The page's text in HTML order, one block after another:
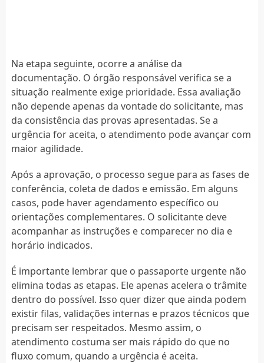
Na etapa seguinte, ocorre a análise da
documentação. O órgão responsável verifica se a
situação realmente exige prioridade. Essa avaliação
não depende apenas da vontade do solicitante, mas
da consistência das provas apresentadas. Se a
urgência for aceita, o atendimento pode avançar com
maior agilidade.
Após a aprovação, o processo segue para as fases de
conferência, coleta de dados e emissão. Em alguns
casos, pode haver agendamento específico ou
orientações complementares. O solicitante deve
acompanhar as instruções e comparecer no dia e
horário indicados.
É importante lembrar que o passaporte urgente não
elimina todas as etapas. Ele apenas acelera o trâmite
dentro do possível. Isso quer dizer que ainda podem
existir filas, validações internas e prazos técnicos que
precisam ser respeitados. Mesmo assim, o
atendimento costuma ser mais rápido do que no
fluxo comum, quando a urgência é aceita.